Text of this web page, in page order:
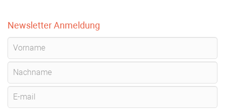
Newsletter Anmeldung